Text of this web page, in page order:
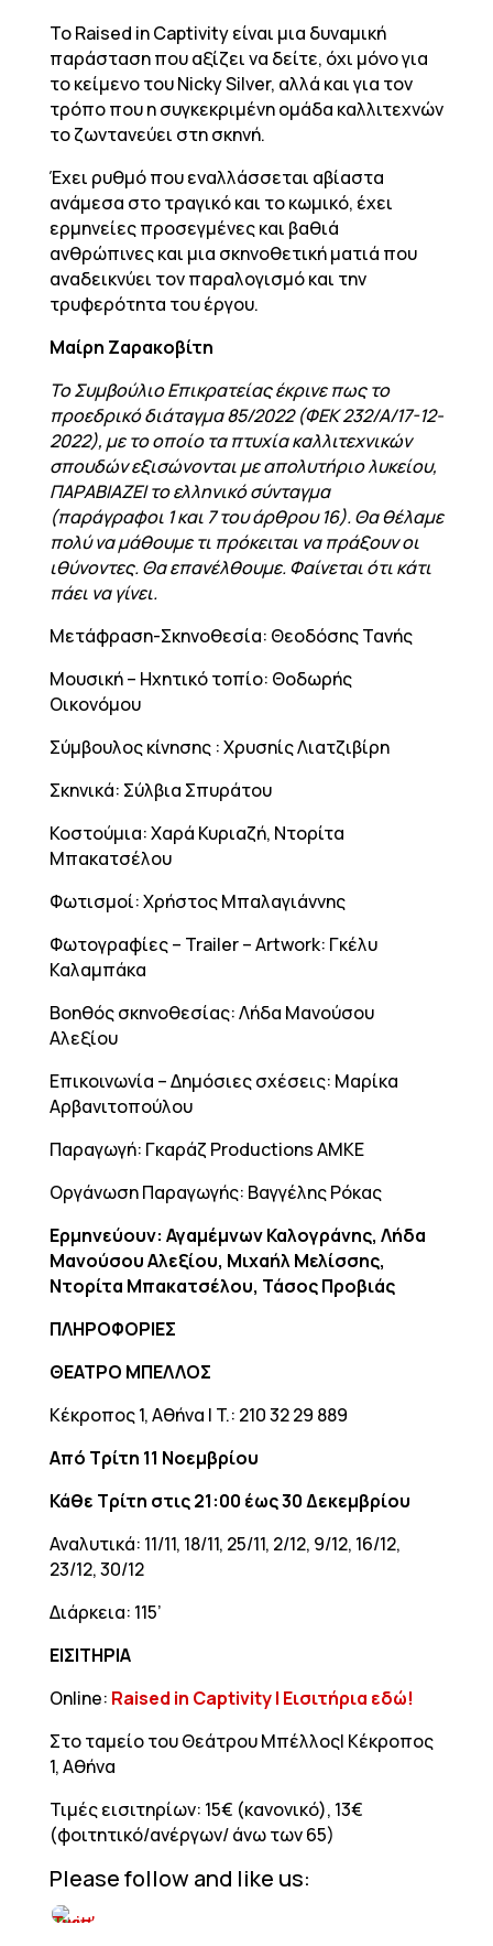
Το Raised in Captivity είναι μια δυναμική
παράσταση που αξίζει να δείτε, όχι μόνο για
το κείμενο του Nicky Silver, αλλά και για τον
τρόπο που η συγκεκριμένη ομάδα καλλιτεχνών
το ζωντανεύει στη σκηνή.
Έχει ρυθμό που εναλλάσσεται αβίαστα
ανάμεσα στο τραγικό και το κωμικό, έχει
ερμηνείες προσεγμένες και βαθιά
ανθρώπινες και μια σκηνοθετική ματιά που
αναδεικνύει τον παραλογισμό και την
τρυφερότητα του έργου.
Μαίρη Ζαρακοβίτη
To Συμβούλιο Επικρατείας έκρινε πως το
προεδρικό διάταγμα 85/2022 (ΦΕΚ 232/Α/17-12-
2022), με το οποίο τα πτυχία καλλιτεχνικών
σπουδών εξισώνονται με απολυτήριο λυκείου,
ΠΑΡΑΒΙΑΖΕΙ το ελληνικό σύνταγμα
(παράγραφοι 1 και 7 του άρθρου 16). Θα θέλαμε
πολύ να μάθουμε τι πρόκειται να πράξουν οι
ιθύνοντες. Θα επανέλθουμε. Φαίνεται ότι κάτι
πάει να γίνει.
Μετάφραση-Σκηνοθεσία: Θεοδόσης Τανής
Μουσική – Ηχητικό τοπίο: Θοδωρής
Οικονόμου
Σύμβουλος κίνησης : Χρυσηίς Λιατζιβίρη
Σκηνικά: Σύλβια Σπυράτου
Κοστούμια: Χαρά Κυριαζή, Ντορίτα
Μπακατσέλου
Φωτισμοί: Χρήστος Μπαλαγιάννης
Φωτογραφίες – Trailer – Artwork: Γκέλυ
Καλαμπάκα
Βοηθός σκηνοθεσίας: Λήδα Μανούσου
Αλεξίου
Επικοινωνία – Δημόσιες σχέσεις: Μαρίκα
Αρβανιτοπούλου
Παραγωγή: Γκαράζ Productions ΑΜΚΕ
Οργάνωση Παραγωγής: Βαγγέλης Ρόκας
Ερμηνεύουν: Αγαμέμνων Καλογράνης, Λήδα
Μανούσου Αλεξίου, Μιχαήλ Μελίσσης,
Ντορίτα Μπακατσέλου, Τάσος Προβιάς
ΠΛΗΡΟΦΟΡΙΕΣ
ΘΕΑΤΡΟ ΜΠΕΛΛΟΣ
Κέκροπος 1, Αθήνα | T.: 210 32 29 889
Από Τρίτη 11 Νοεμβρίου
Κάθε Τρίτη στις 21:00 έως 30 Δεκεμβρίου
Αναλυτικά: 11/11, 18/11, 25/11, 2/12, 9/12, 16/12,
23/12, 30/12
Διάρκεια: 115’
ΕΙΣΙΤΗΡΙΑ
Online: Raised in Captivity | Εισιτήρια εδώ!
Στο ταμείο του Θεάτρου Μπέλλος| Κέκροπος
1, Αθήνα
Τιμές εισιτηρίων: 15€ (κανονικό), 13€
(φοιτητικό/ανέργων/ άνω των 65)
Please follow and like us: